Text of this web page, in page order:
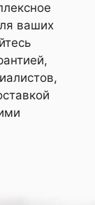
ваших